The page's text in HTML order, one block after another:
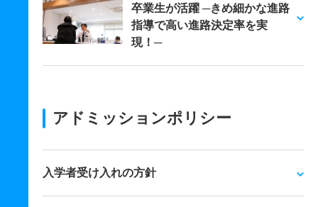
卒業生が活躍 ─きめ細かな進路
指導で高い進路決定率を実
現！─
アドミッションポリシー
入学者受け入れの方針